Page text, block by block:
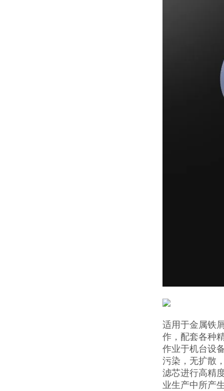
适用于金属铁
作，配套各种
作业于机台设
污染，无扩散
滤芯进行高精
业生产中所产